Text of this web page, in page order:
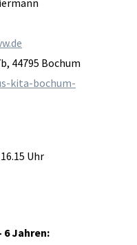
44795 Bochum
kita-bochum-
Uhr
6 Jahren: